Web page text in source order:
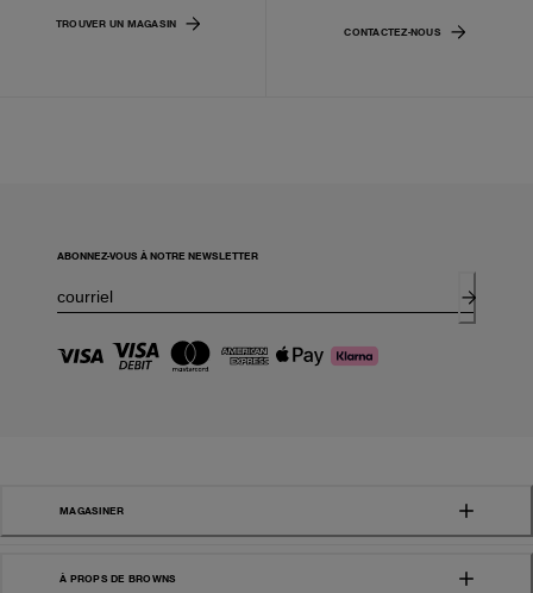
TROUVER UN MAGASIN
CONTACTEZ-NOUS
ABONNEZ-VOUS À NOTRE NEWSLETTER
MAGASINER
À PROPS DE BROWNS